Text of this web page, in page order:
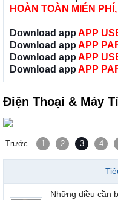
HOÀN TOÀN MIỄN
Download app APP
Download app APP
Download app APP
Download app APP
Điện Thoại & Máy
Trước 1 2 3 4
Những điều cần